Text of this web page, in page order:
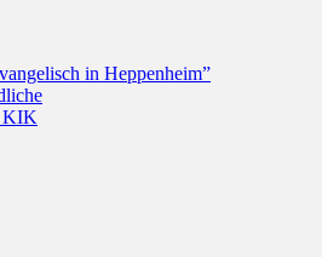
in Heppenheim”
KIK